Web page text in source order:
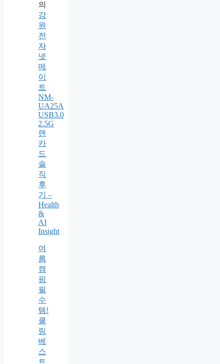
의
강
원
전
자
넷
메
이
트
NM-
UA25A
USB3.0
2.5G
랜
카
드
솔
직
후
기 –
Health
&
AI
Insight
여
름
캠
핑
필
수
템!
쿨
링
베
스
트